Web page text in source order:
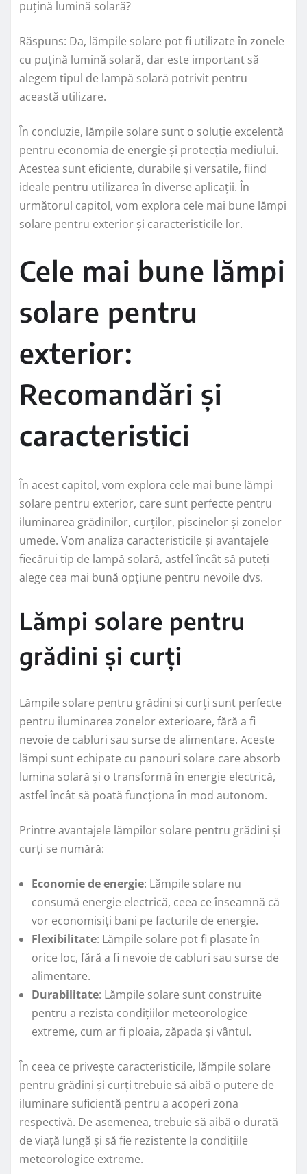
puțină lumină solară?
Răspuns: Da, lămpile solare pot fi utilizate în zonele
cu puțină lumină solară, dar este important să
alegem tipul de lampă solară potrivit pentru
această utilizare.
În concluzie, lămpile solare sunt o soluție excelentă
pentru economia de energie și protecția mediului.
Acestea sunt eficiente, durabile și versatile, fiind
ideale pentru utilizarea în diverse aplicații. În
următorul capitol, vom explora cele mai bune lămpi
solare pentru exterior și caracteristicile lor.
Cele mai bune lămpi
solare pentru
exterior:
Recomandări și
caracteristici
În acest capitol, vom explora cele mai bune lămpi
solare pentru exterior, care sunt perfecte pentru
iluminarea grădinilor, curților, piscinelor și zonelor
umede. Vom analiza caracteristicile și avantajele
fiecărui tip de lampă solară, astfel încât să puteți
alege cea mai bună opțiune pentru nevoile dvs.
Lămpi solare pentru
grădini și curți
Lămpile solare pentru grădini și curți sunt perfecte
pentru iluminarea zonelor exterioare, fără a fi
nevoie de cabluri sau surse de alimentare. Aceste
lămpi sunt echipate cu panouri solare care absorb
lumina solară și o transformă în energie electrică,
astfel încât să poată funcționa în mod autonom.
Printre avantajele lămpilor solare pentru grădini și
curți se numără:
Economie de energie: Lămpile solare nu
consumă energie electrică, ceea ce înseamnă că
vor economisiți bani pe facturile de energie.
Flexibilitate: Lămpile solare pot fi plasate în
orice loc, fără a fi nevoie de cabluri sau surse de
alimentare.
Durabilitate: Lămpile solare sunt construite
pentru a rezista condițiilor meteorologice
extreme, cum ar fi ploaia, zăpada și vântul.
În ceea ce privește caracteristicile, lămpile solare
pentru grădini și curți trebuie să aibă o putere de
iluminare suficientă pentru a acoperi zona
respectivă. De asemenea, trebuie să aibă o durată
de viață lungă și să fie rezistente la condițiile
meteorologice extreme.